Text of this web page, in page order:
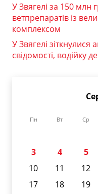
У Звягелі за 150
ветпрепаратів із
комплексом
У Звягелі зіткнулися
свідомості, водійку
Пн Вт Ср
3
4 5
10
11 12
17
18 19